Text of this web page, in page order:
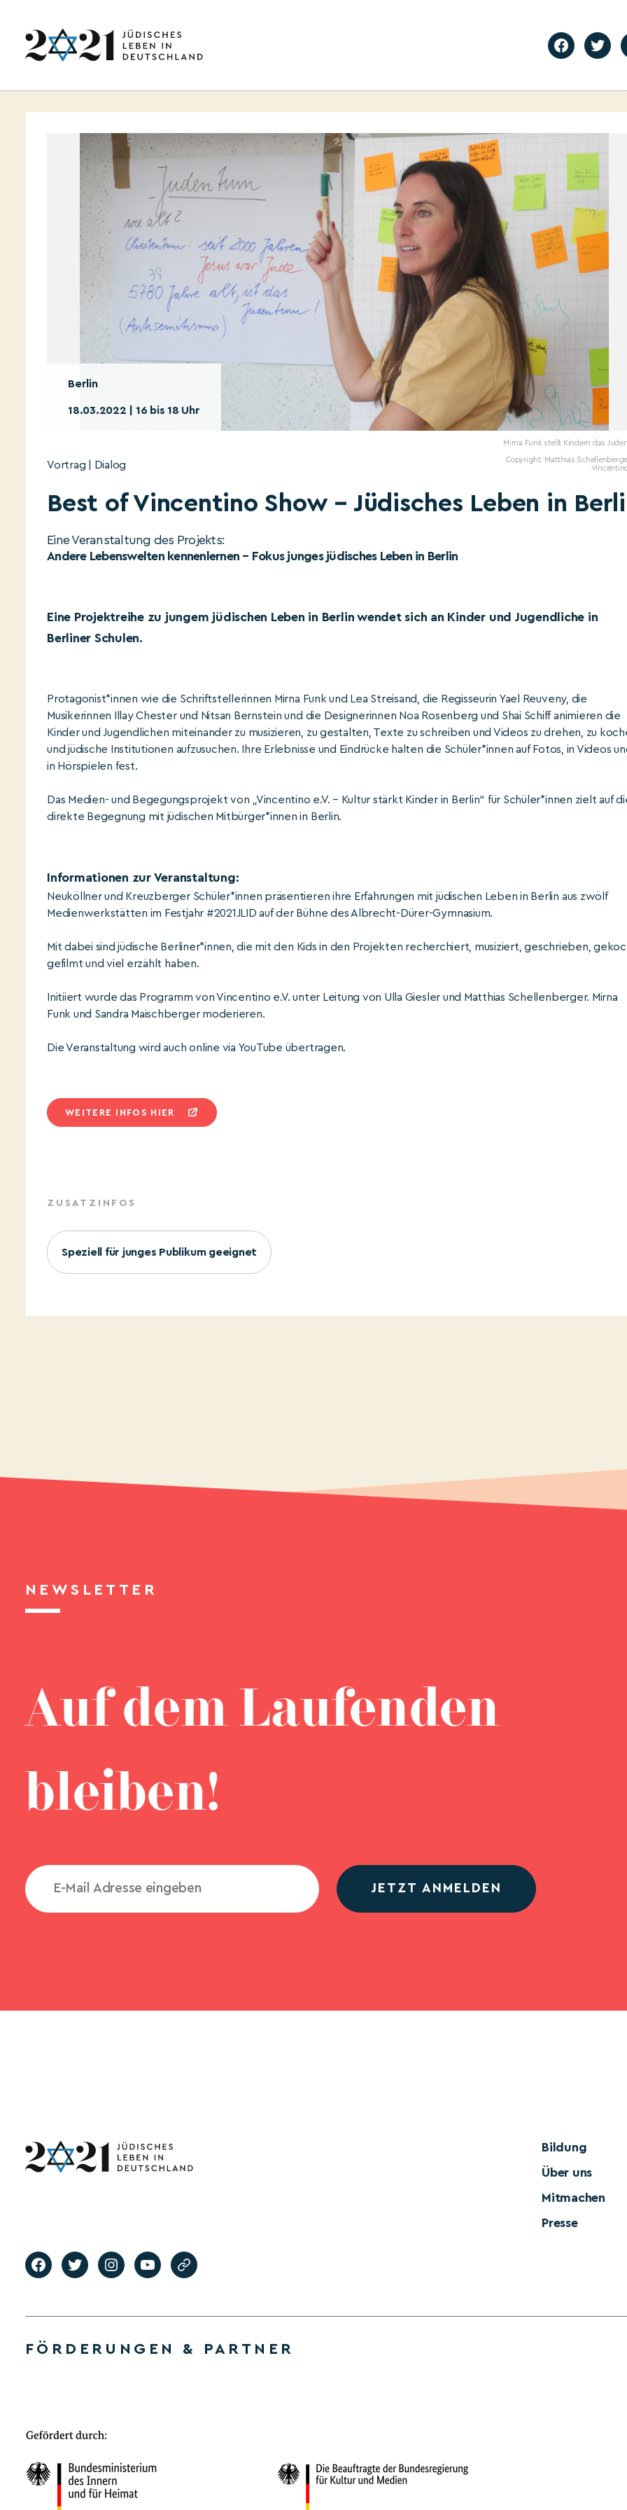
Berlin
18.03.2022 | 16 bis 18 Uhr
Mirna Funk stellt Kindern das
Copyright: Matthias
Vortrag | Dialog
Best of Vincentino Show – Jüdisches Leben in
Eine Veranstaltung des Projekts:
Andere Lebenswelten kennenlernen – Fokus junges jüdisches Leben in Berlin
Eine Projektreihe zu jungem jüdischen Leben in Berlin wendet sich an Kinder und Jugendliche in
Berliner Schulen.
Protagonist*innen wie die Schriftstellerinnen Mirna Funk und Lea Streisand, die Regisseurin Yael Reuveny, die
Musikerinnen Illay Chester und Nitsan Bernstein und die Designerinnen Noa Rosenberg und Shai Schiff animieren die
Kinder und Jugendlichen miteinander zu musizieren, zu gestalten, Texte zu schreiben und Videos zu drehen, zu
und jüdische Institutionen aufzusuchen. Ihre Erlebnisse und Eindrücke halten die Schüler*innen auf Fotos, in Videos
in Hörspielen fest.
Das Medien- und Begegungsprojekt von „Vincentino e.V. – Kultur stärkt Kinder in Berlin“ für Schüler*innen zielt auf
direkte Begegnung mit jüdischen Mitbürger*innen in Berlin.
Informationen zur Veranstaltung:
Neuköllner und Kreuzberger Schüler*innen präsentieren ihre Erfahrungen mit jüdischen Leben in Berlin aus zwölf
Medienwerkstätten im Festjahr #2021JLID auf der Bühne des Albrecht-Dürer-Gymnasium.
Mit dabei sind jüdische Berliner*innen, die mit den Kids in den Projekten recherchiert, musiziert, geschrieben,
gefilmt und viel erzählt haben.
Initiiert wurde das Programm von Vincentino e.V. unter Leitung von Ulla Giesler und Matthias Schellenberger. Mirna
Funk und Sandra Maischberger moderieren.
Die Veranstaltung wird auch online via YouTube übertragen.
WEITERE INFOS HIER
ZUSATZINFOS
Speziell für junges Publikum geeignet
NEWSLETTER
Auf dem Laufenden
bleiben!
JETZT ANMELDEN
Bildung
Über uns
Mitmachen
Presse
FÖRDERUNGEN & PARTNER